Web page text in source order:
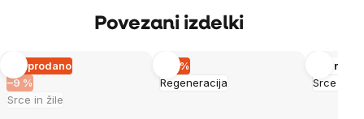
Povezani izdelki
Srce in žile
Razprodano
–9 %
Regeneracija
–15 %
Srce in
Več